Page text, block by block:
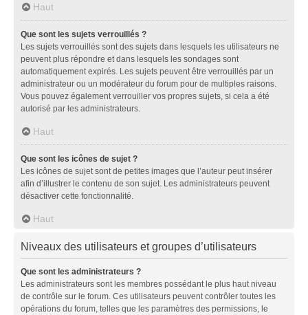
Haut
Que sont les sujets verrouillés ?
Les sujets verrouillés sont des sujets dans lesquels les utilisateurs ne
peuvent plus répondre et dans lesquels les sondages sont
automatiquement expirés. Les sujets peuvent être verrouillés par un
administrateur ou un modérateur du forum pour de multiples raisons.
Vous pouvez également verrouiller vos propres sujets, si cela a été
autorisé par les administrateurs.
Haut
Que sont les icônes de sujet ?
Les icônes de sujet sont de petites images que l’auteur peut insérer
afin d’illustrer le contenu de son sujet. Les administrateurs peuvent
désactiver cette fonctionnalité.
Haut
Niveaux des utilisateurs et groupes d’utilisateurs
Que sont les administrateurs ?
Les administrateurs sont les membres possédant le plus haut niveau
de contrôle sur le forum. Ces utilisateurs peuvent contrôler toutes les
opérations du forum, telles que les paramètres des permissions, le